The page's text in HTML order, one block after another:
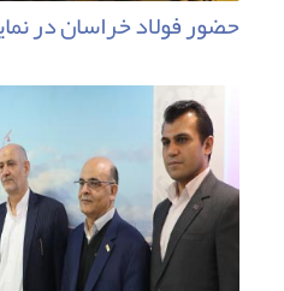
حضور فولاد خراسان در